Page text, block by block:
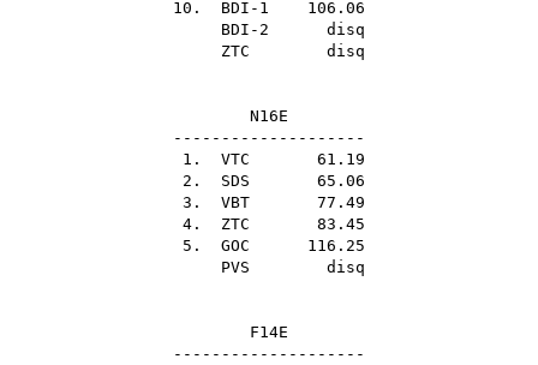
10. BDI-1 106.06
BDI-2 disq
ZTC disq
N16E
--------------------
1. VTC 61.19
2. SDS 65.06
3. VBT 77.49
4. ZTC 83.45
5. GOC 116.25
PVS disq
F14E
--------------------